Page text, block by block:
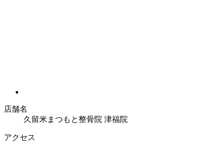
店舗名
久留米まつもと整骨院 津福院
アクセス